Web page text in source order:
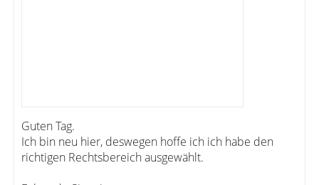
Guten Tag.
Ich bin neu hier, deswegen hoffe ich ich habe den
richtigen Rechtsbereich ausgewählt.